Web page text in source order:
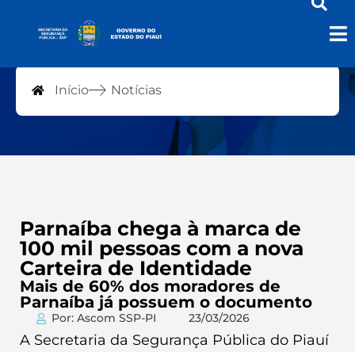
Notícias
Início Notícias
Parnaíba chega à marca de
100 mil pessoas com a nova
Carteira de Identidade
Mais de 60% dos moradores de
Parnaíba já possuem o documento
Por: Ascom SSP-PI 23/03/2026
A Secretaria da Segurança Pública do Piauí